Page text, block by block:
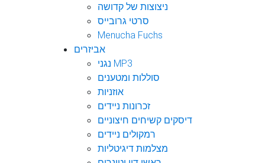
ניצוצות של קדושה
סרטי גרובייס
Menucha Fuchs
אביזרים
נגני MP3
סוללות ומטענים
אוזניות
זכרונות ניידים
דיסקים קשיחים חיצוניים
רמקולים ניידים
מצלמות דיגיטליות